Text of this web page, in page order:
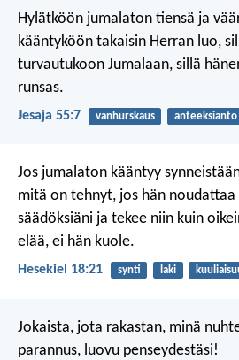
Hylätköön jumalaton tiensä ja
kääntyköön takaisin Herran luo,
turvautukoon Jumalaan, sillä
runsas.
Jesaja 55:7 vanhurskaus anteeksianto
Jos jumalaton kääntyy
mitä on tehnyt, jos hän
säädöksiäni ja tekee niin kuin
elää, ei hän kuole.
Hesekiel 18:21 synti laki
Jokaista, jota rakastan, minä
parannus, luovu penseydestäsi!